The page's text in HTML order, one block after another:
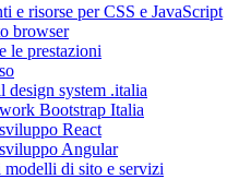
e risorse per CSS e JavaScript
browser
le prestazioni
design system .italia
Bootstrap Italia
React
Angular
di sito e servizi